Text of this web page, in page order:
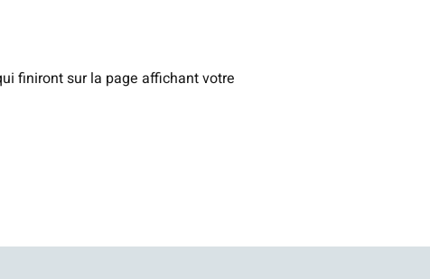
finiront sur la page affichant votre